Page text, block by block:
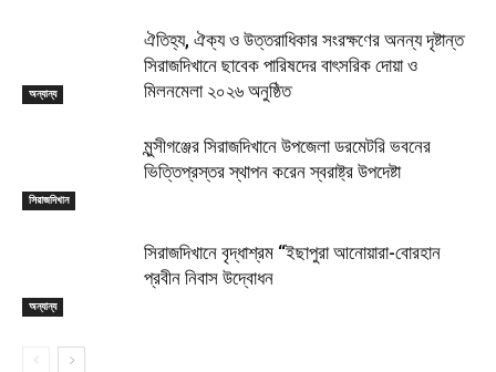
অন্যান্য
ঐতিহ্য, ঐক্য ও উত্তরাধিকার সংরক্ষণের অনন্য দৃষ্টান্ত
সিরাজদিখানে ছাবেক পারিষদের বাৎসরিক দোয়া ও
মিলনমেলা ২০২৬ অনুষ্ঠিত
সিরাজদিখান
মুন্সীগঞ্জের সিরাজদিখানে উপজেলা ডরমেটরি ভবনের
ভিত্তিপ্রস্তর স্থাপন করেন স্বরাষ্ট্র উপদেষ্টা
অন্যান্য
সিরাজদিখানে বৃদ্ধাশ্রম “ইছাপুরা আনোয়ারা-বোরহান
প্রবীন নিবাস উদ্বোধন